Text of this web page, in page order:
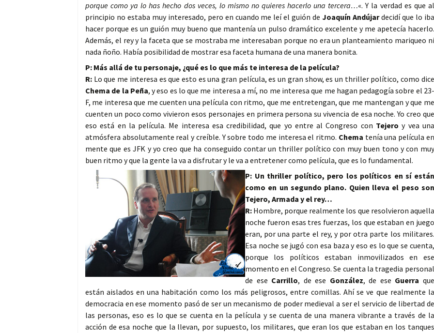
porque como ya lo has hecho dos veces, lo mismo no quieres hacerlo una tercera…«. Y la verdad es que al
principio no estaba muy interesado, pero en cuando me leí el guión deJoaquín Andújardecidí que lo iba
hacer porque es un guión muy bueno que mantenía un pulso dramático excelente y me apetecía hacerlo.
Además, el rey y la faceta que se mostraba me interesaban porque no era un planteamiento mariqueo ni
nada ñoño. Había posibilidad de mostrar esa faceta humana de una manera bonita.
P: Más allá de tu personaje, ¿qué es lo que más te interesa de la película?
R: Lo que me interesa es que esto es una gran película, es un gran show, es un thriller político, como dice
Chema de la Peña, y eso es lo que me interesa a mí, no me interesa que me hagan pedagogía sobre el 23-
F, me interesa que me cuenten una película con ritmo, que me entretengan, que me mantengan y que me
cuenten un poco como vivieron esos personajes en primera persona su vivencia de esa noche. Yo creo que
eso está en la película. Me interesa esa credibilidad, que yo entre al Congreso con Tejero y vea una
atmósfera absolutamente real y creíble. Y sobre todo me interesa el ritmo. Chema tenía una película en
mente que es JFK y yo creo que ha conseguido contar un thriller político con muy buen tono y con muy
buen ritmo y que la gente la va a disfrutar y le va a entretener como película, que es lo fundamental.
P: Un thriller político, pero los políticos en sí están
como en un segundo plano. Quien lleva el peso son
Tejero, Armada y el rey…
R: Hombre, porque realmente los que resolvieron aquella
noche fueron esas tres fuerzas, los que estaban en juego
eran, por una parte el rey, y por otra parte los militares.
Esa noche se jugó con esa baza y eso es lo que se cuenta,
porque los políticos estaban inmovilizados en ese
momento en el Congreso. Se cuenta la tragedia personal
de ese Carrillo, de ese González, de ese Guerra que
están aislados en una habitación como los más peligrosos, entre comillas. Ahí se ve que realmente la
democracia en ese momento pasó de ser un mecanismo de poder medieval a ser el servicio de libertad de
las personas, eso es lo que se cuenta en la película y se cuenta de una manera vibrante a través de la
acción de esa noche que la llevan, por supuesto, los militares, que eran los que estaban en los tanques